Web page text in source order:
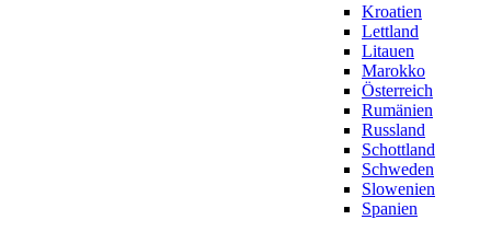
Kroatien
Lettland
Litauen
Marokko
Österreich
Rumänien
Russland
Schottland
Schweden
Slowenien
Spanien